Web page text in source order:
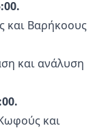
και Βαρήκοους
και ανάλυση
και